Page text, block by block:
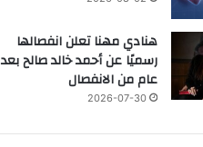
هنادي مهنا تعلن انفصالها
رسميًا عن أحمد خالد صالح بعد
عام من الانفصال
2026-07-30